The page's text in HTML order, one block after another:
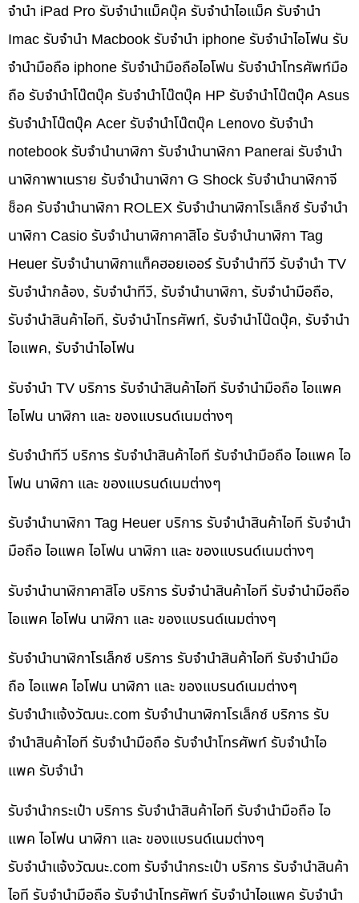
จำนำ iPad Pro รับจำนำแม็คบุ๊ค รับจำนำไอแม็ค รับจำนำ
Imac รับจำนำ Macbook รับจำนำ iphone รับจำนำไอโฟน รับ
จำนำมือถือ iphone รับจำนำมือถือไอโฟน รับจำนำโทรศัพท์มือ
ถือ รับจำนำโน๊ตบุ๊ค รับจำนำโน๊ตบุ๊ค HP รับจำนำโน๊ตบุ๊ค Asus
รับจำนำโน๊ตบุ๊ค Acer รับจำนำโน๊ตบุ๊ค Lenovo รับจำนำ
notebook รับจำนำนาฬิกา รับจำนำนาฬิกา Panerai รับจำนำ
นาฬิกาพาเนราย รับจำนำนาฬิกา G Shock รับจำนำนาฬิกาจี
ช็อค รับจำนำนาฬิกา ROLEX รับจำนำนาฬิกาโรเล็กซ์ รับจำนำ
นาฬิกา Casio รับจำนำนาฬิกาคาสิโอ รับจำนำนาฬิกา Tag
Heuer รับจำนำนาฬิกาแท็คฮอยเออร์ รับจำนำทีวี รับจำนำ TV
รับจำนำกล้อง, รับจำนำทีวี, รับจำนำนาฬิกา, รับจำนำมือถือ,
รับจำนำสินค้าไอที, รับจำนำโทรศัพท์, รับจำนำโน๊ดบุ๊ค, รับจำนำ
ไอแพค, รับจำนำไอโฟน
รับจำนำ TV บริการ รับจำนำสินค้าไอที รับจำนำมือถือ ไอแพค
ไอโฟน นาฬิกา และ ของแบรนด์เนมต่างๆ
รับจำนำทีวี บริการ รับจำนำสินค้าไอที รับจำนำมือถือ ไอแพค ไอ
โฟน นาฬิกา และ ของแบรนด์เนมต่างๆ
รับจำนำนาฬิกา Tag Heuer บริการ รับจำนำสินค้าไอที รับจำนำ
มือถือ ไอแพค ไอโฟน นาฬิกา และ ของแบรนด์เนมต่างๆ
รับจำนำนาฬิกาคาสิโอ บริการ รับจำนำสินค้าไอที รับจำนำมือถือ
ไอแพค ไอโฟน นาฬิกา และ ของแบรนด์เนมต่างๆ
รับจำนำนาฬิกาโรเล็กซ์ บริการ รับจำนำสินค้าไอที รับจำนำมือ
ถือ ไอแพค ไอโฟน นาฬิกา และ ของแบรนด์เนมต่างๆ
รับจํานําแจ้งวัฒนะ.com รับจำนำนาฬิกาโรเล็กซ์ บริการ รับ
จำนำสินค้าไอที รับจำนำมือถือ รับจำนำโทรศัพท์ รับจำนำไอ
แพค รับจำนำ
รับจำนำกระเป๋า บริการ รับจำนำสินค้าไอที รับจำนำมือถือ ไอ
แพค ไอโฟน นาฬิกา และ ของแบรนด์เนมต่างๆ
รับจํานําแจ้งวัฒนะ.com รับจำนำกระเป๋า บริการ รับจำนำสินค้า
ไอที รับจำนำมือถือ รับจำนำโทรศัพท์ รับจำนำไอแพค รับจำนำ